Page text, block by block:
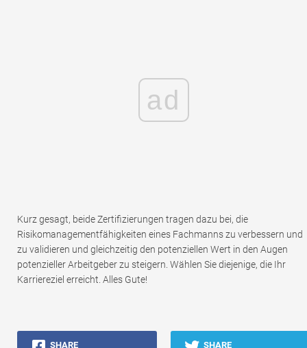
ad
Kurz gesagt, beide Zertifizierungen tragen dazu bei, die
Risikomanagementfähigkeiten eines Fachmanns zu verbessern und
zu validieren und gleichzeitig den potenziellen Wert in den Augen
potenzieller Arbeitgeber zu steigern. Wählen Sie diejenige, die Ihr
Karriereziel erreicht. Alles Gute!
SHARE SHARE